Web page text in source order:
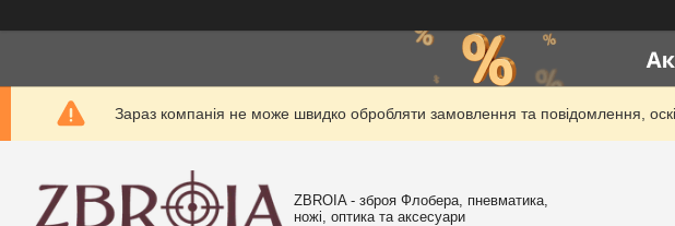
Зараз компанія не може швидко обробляти замовлення та повідомлення,
ZBROIA - зброя Флобера, пневматика,
ножі, оптика та аксесуари